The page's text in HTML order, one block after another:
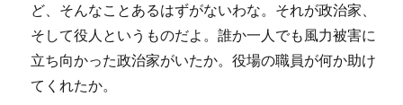
ど、そんなことあるはずがないわな。それが政治家、
そして役人というものだよ。誰か一人でも風力被害に
立ち向かった政治家がいたか。役場の職員が何か助け
てくれたか。